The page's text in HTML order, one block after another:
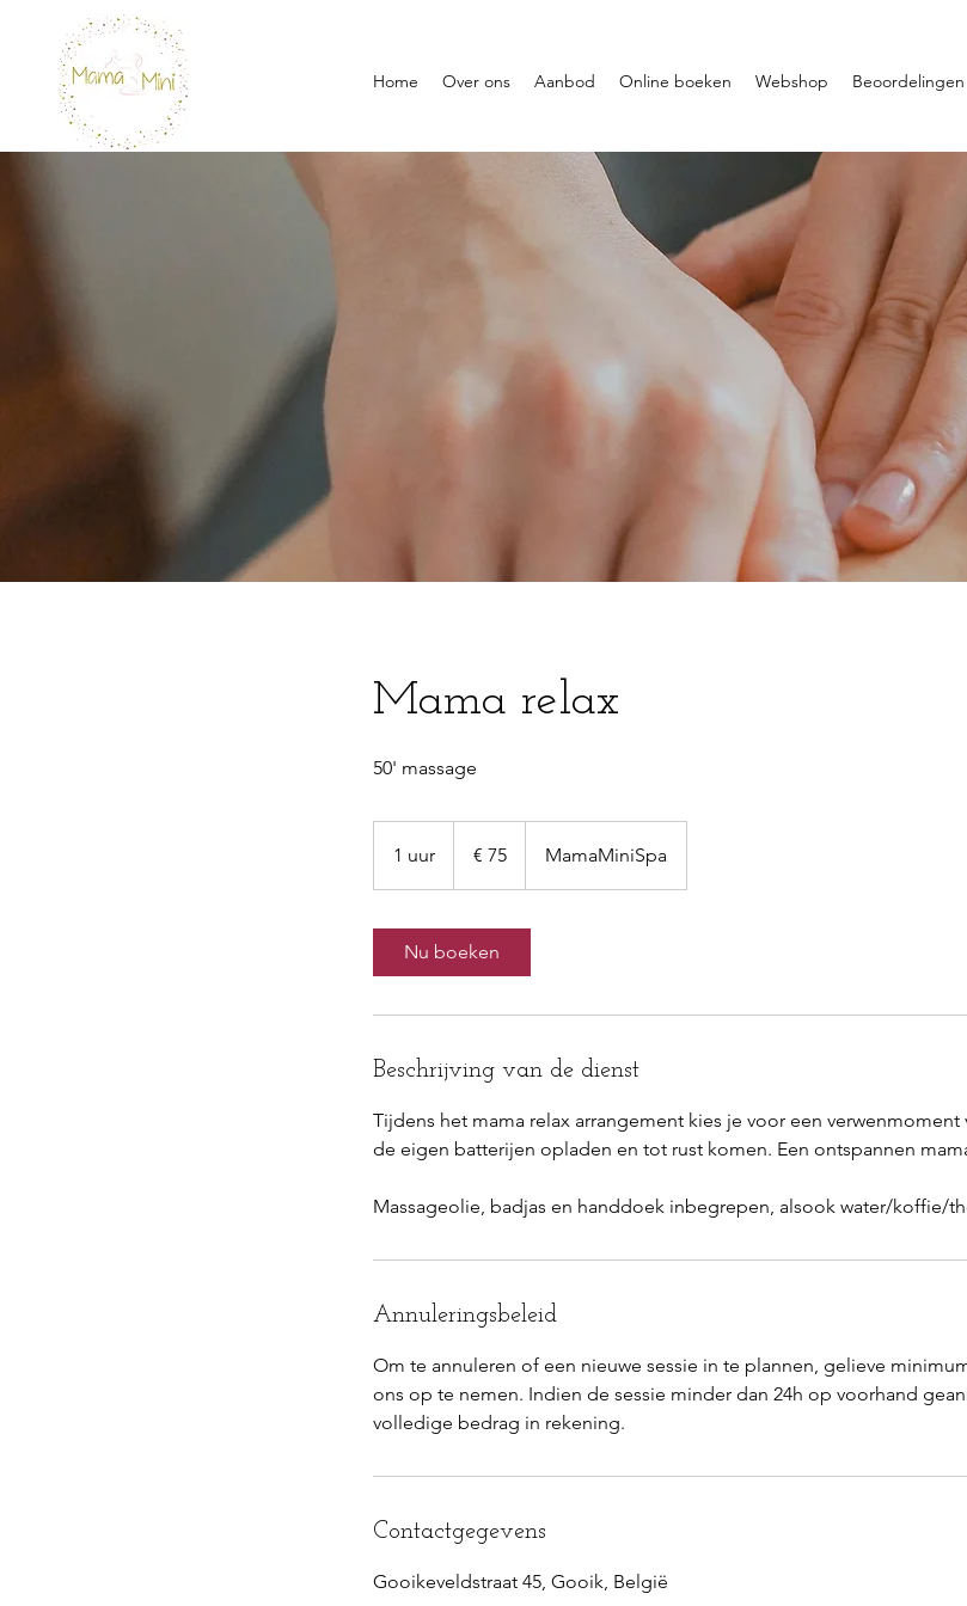
Home Over ons Aanbod Online boeken Webshop Beoordelingen
Mama relax
50' massage
1 uur € 75 MamaMiniSpa
Nu boeken
Beschrijving van de dienst
Tijdens het mama relax arrangement kies je voor een verwenmoment
de eigen batterijen opladen en tot rust komen. Een ontspannen
Massageolie, badjas en handdoek inbegrepen, alsook water/koffie/
Annuleringsbeleid
Om te annuleren of een nieuwe sessie in te plannen, gelieve
ons op te nemen. Indien de sessie minder dan 24h op voorhand
Contactgegevens
Gooikeveldstraat 45, Gooik, België